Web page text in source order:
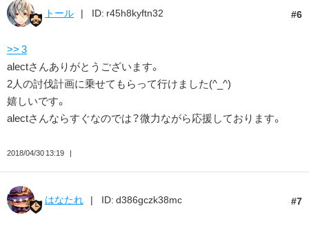
6
トール ID: r45h8kyftn32
>> 3
alectさんありがとうございます。
2人の討伐計画に乗せてもらって行けました(^_^)
嬉しいです。
alectさんならすぐなのでは？微力ながら応援しております。
2018/04/30 13:19
7
はなたれ ID: d386gczk38mc